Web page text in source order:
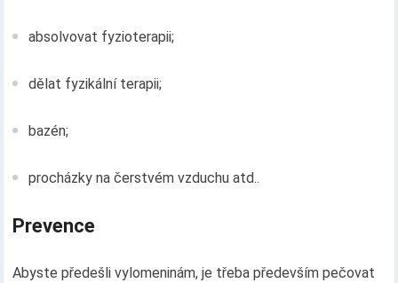
absolvovat fyzioterapii;
dělat fyzikální terapii;
bazén;
procházky na čerstvém vzduchu atd..
Prevence
Abyste předešli vylomeninám, je třeba především pečovat